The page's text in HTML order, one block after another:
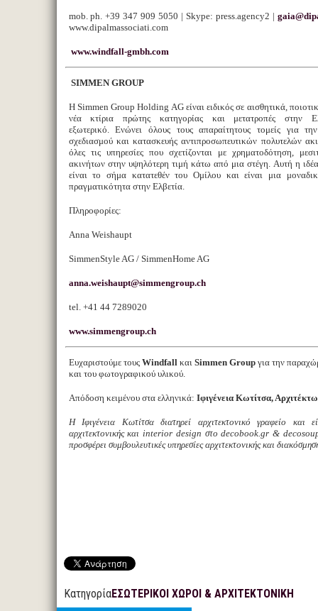
mob. ph. +39 347 909 5050 | Skype: press.agency2 |
www.dipalmassociati.com
www.windfall-gmbh.com
SIMMEN GROUP
Η Simmen Group Holding AG είναι ειδικός σε αισθητικά,
νέα κτίρια πρώτης κατηγορίας και μετατροπές στην
εξωτερικό. Ενώνει όλους τους απαραίτητους τομείς για
σχεδιασμού και κατασκευής αντιπροσωπευτικών πολυτελών
όλες τις υπηρεσίες που σχετίζονται με χρηματοδότηση,
ακινήτων στην υψηλότερη τιμή κάτω από μια στέγη. Αυτή η
είναι το σήμα κατατεθέν του Ομίλου και είναι μια
πραγματικότητα στην Ελβετία.
Πληροφορίες:
Anna Weishaupt
SimmenStyle AG / SimmenHome AG
anna.weishaupt@simmengroup.ch
tel. +41 44 7289020
www.simmengroup.ch
Ευχαριστούμε τουςWindfallκαι Simmen Groupγια την
και του φωτογραφικού υλικού.
Απόδοση κειμένου στα ελληνικά: Ιφιγένεια Κωτίτσα,
Η Ιφιγένεια Κωτίτσα διατηρεί αρχιτεκτονικό γραφείο και
αρχιτεκτονικής και interior design στο decobook.gr &
προσφέρει συμβουλευτικές υπηρεσίες αρχιτεκτονικής και
ΚατηγορίαΕΣΩΤΕΡΙΚΟΙ ΧΩΡΟΙ & ΑΡΧΙΤΕΚΤΟΝΙΚΗ